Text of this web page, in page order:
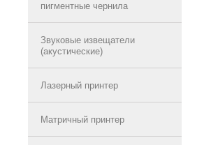
пигментные чернила
Звуковые извещатели
(акустические)
Лазерный принтер
Матричный принтер